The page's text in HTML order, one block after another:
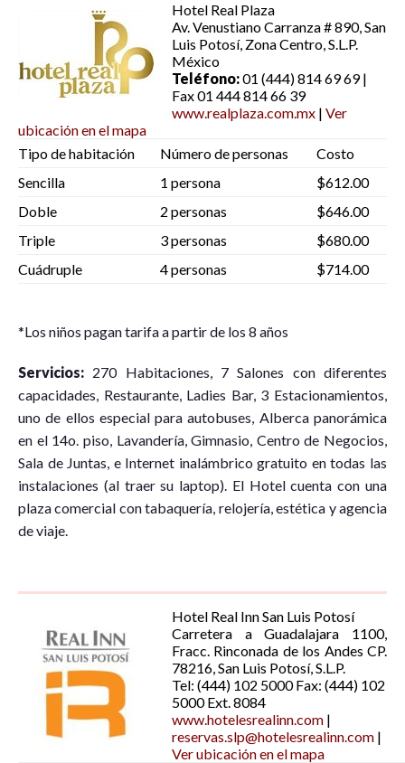
Hotel Real Plaza
Av. Venustiano Carranza # 890, San
Luis Potosí, Zona Centro, S.L.P.
México
Teléfono:01 (444) 814 69 69 |
Fax 01 444 814 66 39
www.realplaza.com.mx | Ver
ubicación en el mapa
Tipo de habitación
Número de personas
Costo
Sencilla
1 persona
$612.00
Doble
2 personas
$646.00
Triple
3 personas
$680.00
Cuádruple
4 personas $714.00
*Los niños pagan tarifa a partir de los 8 años
Servicios: 270 Habitaciones, 7 Salones con diferentes
capacidades, Restaurante, Ladies Bar, 3 Estacionamientos,
uno de ellos especial para autobuses, Alberca panorámica
en el 14o. piso, Lavandería, Gimnasio, Centro de Negocios,
Sala de Juntas, e Internet inalámbrico gratuito en todas las
instalaciones (al traer su laptop). El Hotel cuenta con una
plaza comercial con tabaquería, relojería, estética y agencia
de viaje.
Hotel Real Inn San Luis Potosí
Carretera a Guadalajara 1100,
Fracc. Rinconada de los Andes CP.
78216, San Luis Potosí, S.L.P.
Tel: (444) 102 5000 Fax: (444) 102
5000 Ext. 8084
www.hotelesrealinn.com |
reservas.slp@hotelesrealinn.com |
Ver ubicación en el mapa